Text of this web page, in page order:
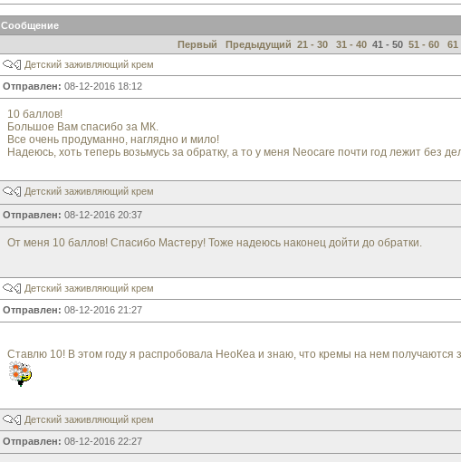
Сообщение
Первый
Предыдущий 21 - 30 31 - 40 41 - 50 51 - 60 61
Детский заживляющий крем
Отправлен: 08-12-2016 18:12
10 баллов!
Большое Вам спасибо за МК.
Все очень продуманно, наглядно и мило!
Надеюсь, хоть теперь возьмусь за обратку, а то у меня Neocare почти год лежит без
Детский заживляющий крем
Отправлен: 08-12-2016 20:37
От меня 10 баллов! Спасибо Мастеру! Тоже надеюсь наконец дойти до обратки.
Детский заживляющий крем
Отправлен: 08-12-2016 21:27
Ставлю 10! В этом году я распробовала НеоКеа и знаю, что кремы на нем
Детский заживляющий крем
Отправлен: 08-12-2016 22:27